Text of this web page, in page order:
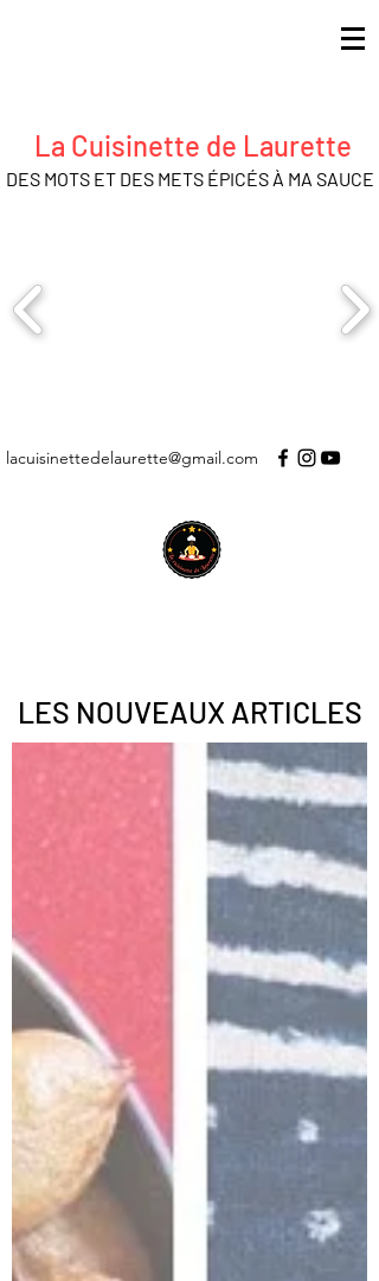
La Cuisinette de Laurette
DES MOTS ET DES METS ÉPICÉS À MA SAUCE
lacuisinettedelaurette@gmail.com
LES NOUVEAUX ARTICLES